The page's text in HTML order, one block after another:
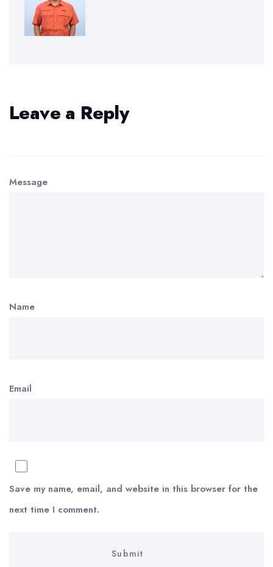
Leave a Reply
Message
Name
Email
Save my name, email, and website in this browser for the
next time I comment.